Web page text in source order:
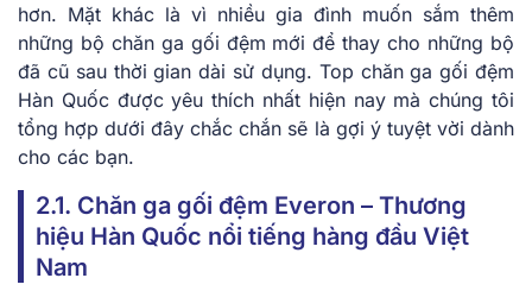
hơn. Mặt khác là vì nhiều gia đình muốn sắm thêm
những bộ chăn ga gối đệm mới để thay cho những bộ
đã cũ sau thời gian dài sử dụng. Top chăn ga gối đệm
Hàn Quốc được yêu thích nhất hiện nay mà chúng tôi
tổng hợp dưới đây chắc chắn sẽ là gợi ý tuyệt vời dành
cho các bạn.
2.1. Chăn ga gối đệm Everon – Thương
hiệu Hàn Quốc nổi tiếng hàng đầu Việt
Nam